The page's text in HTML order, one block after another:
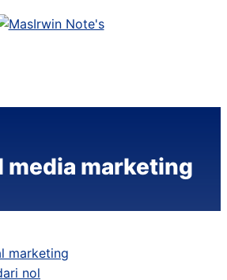
media marketing